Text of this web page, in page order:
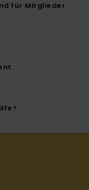
für Mitglieder